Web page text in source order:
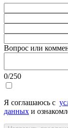
Вопрос или
0/250
Я соглашаюсь с
данных и